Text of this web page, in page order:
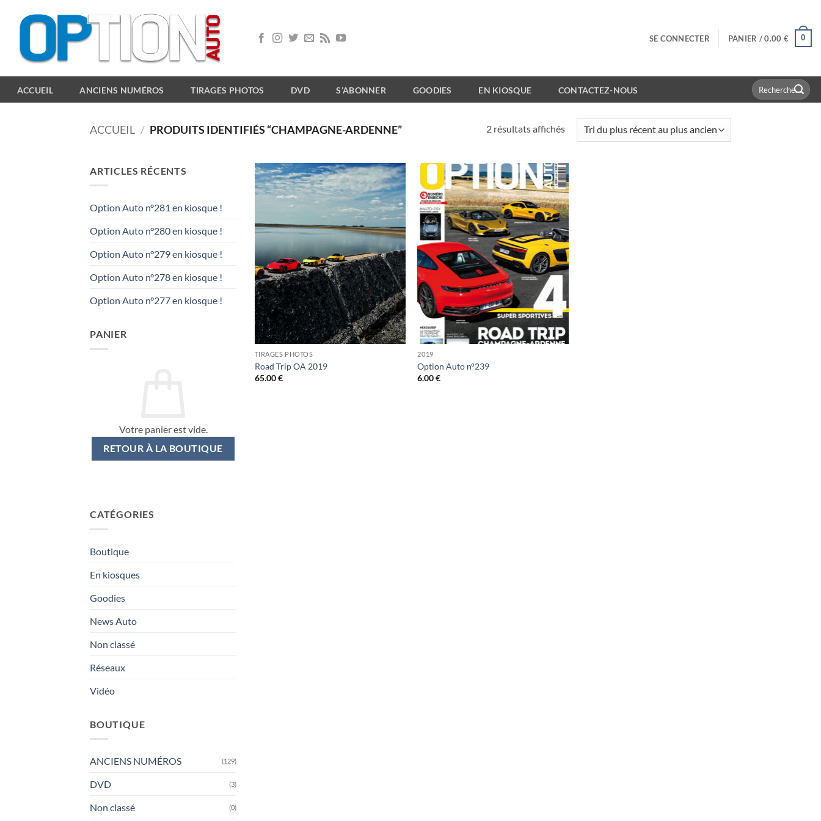
SE CONNECTER PANIER /0.00 € 0
ACCUEIL ANCIENS NUMÉROS TIRAGES PHOTOS DVD S’ABONNER GOODIES EN KIOSQUE CONTACTEZ-NOUS
Recherche
pour :
ACCUEIL / PRODUITS IDENTIFIÉS “CHAMPAGNE-ARDENNE” 2 résultats affichésTrié
récent
au
plus
ancien
ARTICLES RÉCENTS
Option Auto n°281 en kiosque !
Option Auto n°280 en kiosque !
Option Auto n°279 en kiosque !
Option Auto n°278 en kiosque !
Option Auto n°277 en kiosque !
PANIER
Votre panier est vide.
RETOUR À LA BOUTIQUE
CATÉGORIES
Boutique
En kiosques
Goodies
News Auto
Non classé
Réseaux
Vidéo
BOUTIQUE
ANCIENS NUMÉROS (129)
DVD (3)
Non classé (0)
TIRAGES PHOTOS
Road Trip OA 2019
65.00€
2019
Option Auto n°239
6.00€